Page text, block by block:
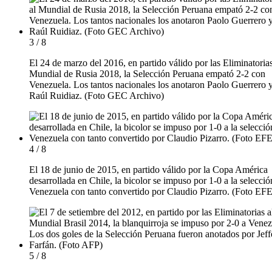
3 / 8
El 24 de marzo del 2016, en partido válido por las
Mundial de Rusia 2018, la Selección Peruana empató 2-2 con
Venezuela. Los tantos nacionales los anotaron Paolo Guerrero
Raúl Ruidiaz. (Foto GEC Archivo)
4 / 8
El 18 de junio de 2015, en partido válido por la Copa América
desarrollada en Chile, la bicolor se impuso por 1-0 a la
Venezuela con tanto convertido por Claudio Pizarro. (Foto
5 / 8